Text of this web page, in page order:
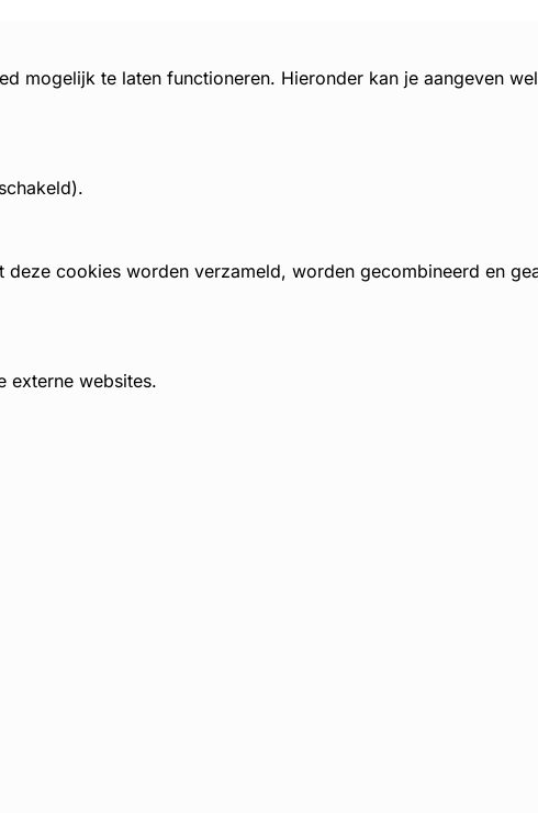
mogelijk te laten functioneren. Hieronder kan je aangeven
cookies worden verzameld, worden gecombineerd en
externe websites.